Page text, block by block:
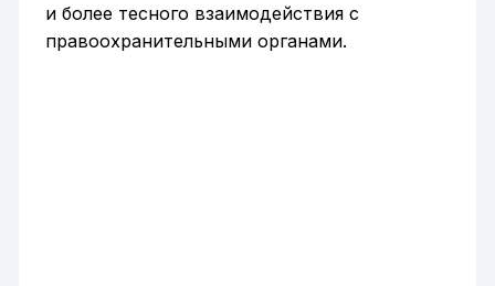
и более тесного взаимодействия с
правоохранительными органами.